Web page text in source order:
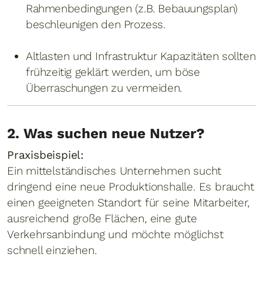
Rahmenbedingungen (z.B. Bebauungsplan)
beschleunigen den Prozess.
Altlasten und Infrastruktur Kapazitäten sollten
frühzeitig geklärt werden, um böse
Überraschungen zu vermeiden.
2. Was suchen neue Nutzer?
Praxisbeispiel:
Ein mittelständisches Unternehmen sucht
dringend eine neue Produktionshalle. Es braucht
einen geeigneten Standort für seine Mitarbeiter,
ausreichend große Flächen, eine gute
Verkehrsanbindung und möchte möglichst
schnell einziehen.